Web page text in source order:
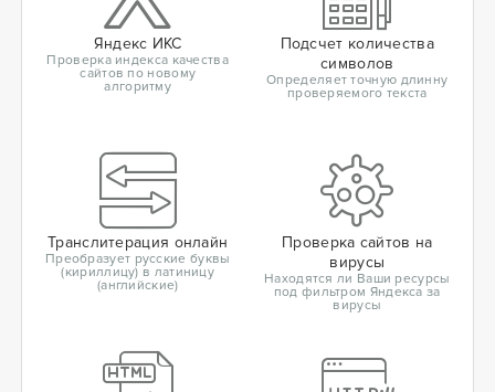
Яндекс ИКС
Проверка индекса качества
сайтов по новому
алгоритму
Подсчет количества
символов
Определяет точную длинну
проверяемого текста
Транслитерация онлайн
Преобразует русские буквы
(кириллицу) в латиницу
(английские)
Проверка сайтов на
вирусы
Находятся ли Ваши ресурсы
под фильтром Яндекса за
вирусы